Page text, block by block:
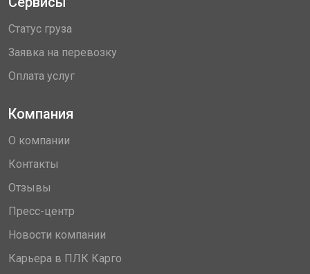
Статус груза
Заявка на перевозку
Оплата услуг
Компания
О компании
Контакты
Отзывы
Пресс-центр
Новости компании
Карьера в ПЛК Карго